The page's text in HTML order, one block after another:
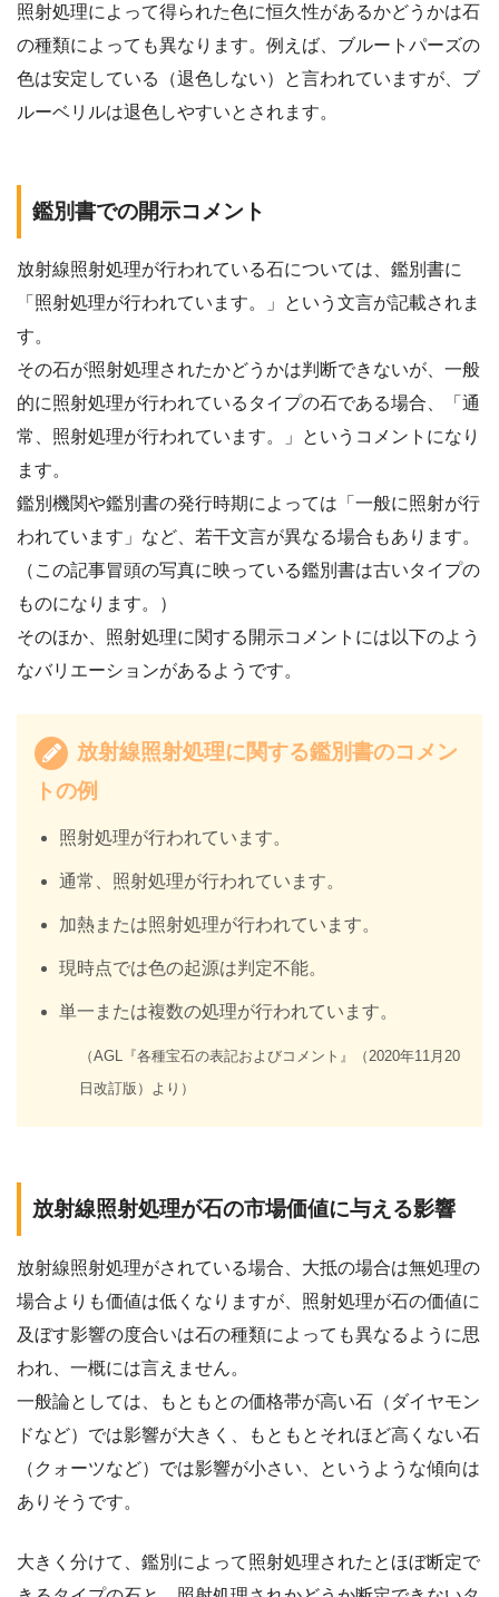
照射処理によって得られた色に恒久性があるかどうかは石
の種類によっても異なります。例えば、ブルートパーズの
色は安定している（退色しない）と言われていますが、ブ
ルーベリルは退色しやすいとされます。
鑑別書での開示コメント
放射線照射処理が行われている石については、鑑別書に
「照射処理が行われています。」という文言が記載されま
す。
その石が照射処理されたかどうかは判断できないが、一般
的に照射処理が行われているタイプの石である場合、「通
常、照射処理が行われています。」というコメントになり
ます。
鑑別機関や鑑別書の発行時期によっては「一般に照射が行
われています」など、若干文言が異なる場合もあります。
（この記事冒頭の写真に映っている鑑別書は古いタイプの
ものになります。）
そのほか、照射処理に関する開示コメントには以下のよう
なバリエーションがあるようです。
放射線照射処理に関する鑑別書のコメン
トの例
照射処理が行われています。
通常、照射処理が行われています。
加熱または照射処理が行われています。
現時点では色の起源は判定不能。
単一または複数の処理が行われています。
（AGL『各種宝石の表記およびコメント』（2020年11月20
日改訂版）より）
放射線照射処理が石の市場価値に与える影響
放射線照射処理がされている場合、大抵の場合は無処理の
場合よりも価値は低くなりますが、照射処理が石の価値に
及ぼす影響の度合いは石の種類によっても異なるように思
われ、一概には言えません。
一般論としては、もともとの価格帯が高い石（ダイヤモン
ドなど）では影響が大きく、もともとそれほど高くない石
（クォーツなど）では影響が小さい、というような傾向は
ありそうです。
大きく分けて、鑑別によって照射処理されたとほぼ断定で